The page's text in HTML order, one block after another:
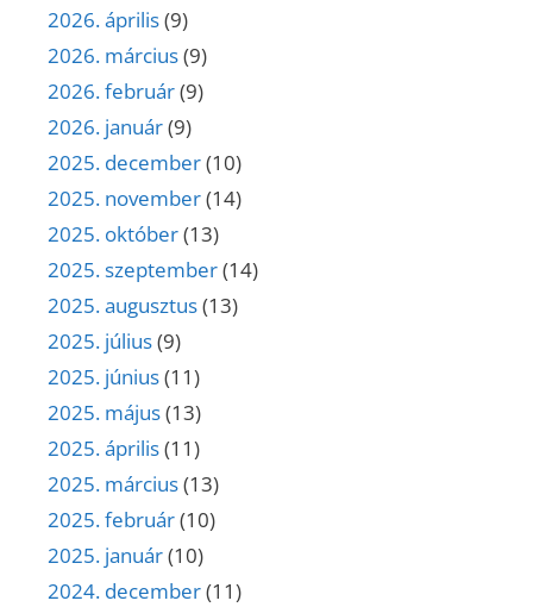
2026. április(9)
2026. március(9)
2026. február(9)
2026. január(9)
2025. december(10)
2025. november(14)
2025. október(13)
2025. szeptember(14)
2025. augusztus(13)
2025. július(9)
2025. június(11)
2025. május(13)
2025. április(11)
2025. március(13)
2025. február(10)
2025. január(10)
2024. december(11)